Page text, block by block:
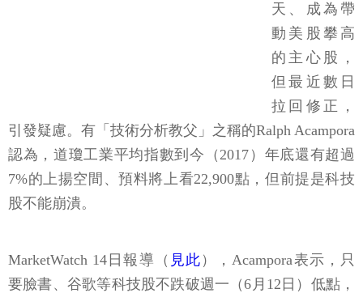
天、成為帶
動美股攀高
的主心股，
但最近數日
拉回修正，
引發疑慮。有「技術分析教父」之稱的Ralph Acampora
認為，道瓊工業平均指數到今（2017）年底還有超過
7%的上揚空間、預料將上看22,900點，但前提是科技
股不能崩潰。
MarketWatch 14日報導（ 見此 ），Acampora表示，只
要臉書、谷歌等科技股不跌破週一（6月12日）低點，